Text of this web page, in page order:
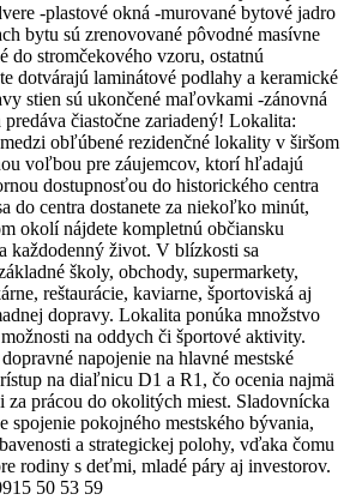
-plastové okná -murované bytové jadro
bytu sú zrenovované pôvodné masívne
do stromčekového vzoru, ostatnú
dotvárajú laminátové podlahy a keramické
stien sú ukončené maľovkami -zánovná
čiastočne zariadený! Lokalita:
obľúbené rezidenčné lokality v širšom
voľbou pre záujemcov, ktorí hľadajú
dostupnosťou do historického centra
do centra dostanete za niekoľko minút,
okolí nájdete kompletnú občiansku
každodenný život. V blízkosti sa
školy, obchody, supermarkety,
reštaurácie, kaviarne, športoviská aj
dopravy. Lokalita ponúka množstvo
na oddych či športové aktivity.
napojenie na hlavné mestské
na diaľnicu D1 a R1, čo ocenia najmä
za prácou do okolitých miest. Sladovnícka
spojenie pokojného mestského bývania,
a strategickej polohy, vďaka čomu
rodiny s deťmi, mladé páry aj investorov.
50 53 59